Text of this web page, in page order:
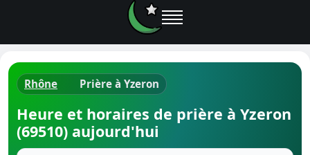
Rhône Prière à Yzeron
Heure et horaires de prière à Yzeron
(69510) aujourd'hui